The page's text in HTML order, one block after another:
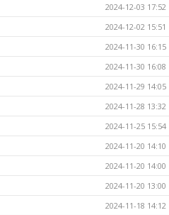
2024-12-03 17:52
2024-12-02 15:51
2024-11-30 16:15
2024-11-30 16:08
2024-11-29 14:05
2024-11-28 13:32
2024-11-25 15:54
2024-11-20 14:10
2024-11-20 14:00
2024-11-20 13:00
2024-11-18 14:12